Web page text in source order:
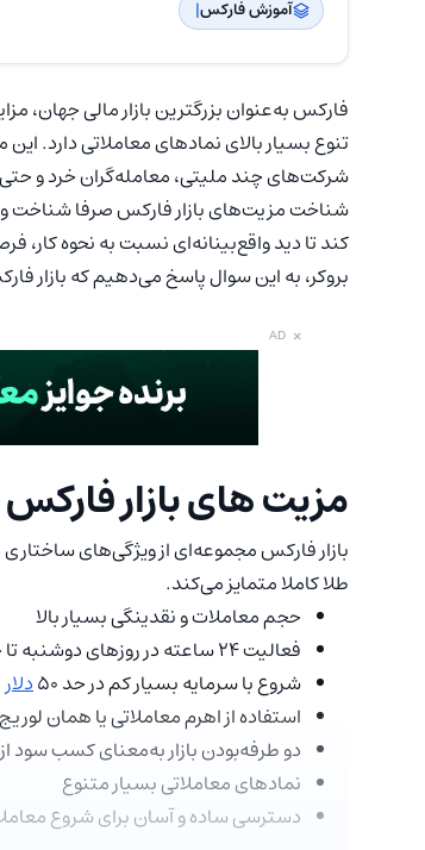
آموزش فارکس| ‌
تنوع بسیار بالای نمادهای معاملاتی دارد.
شرکت‌های چند ملیتی، معامله‌گران خرد و حتی
شناخت مزیت‌های بازار فارکس صرفا شناخت
کند تا دید واقع‌بینانه‌ای نسبت به نحوه کار،
بروکر، به این سوال پاسخ می‌دهیم که بازار
AD ×
مزیت های بازار فارکس
بازار فارکس مجموعه‌ای از ویژگی‌های ساختاری
طلا کاملا متمایز می‌کند.
حجم معاملات و نقدینگی بسیار بالا
فعالیت 24 ساعته در روزهای دوشنبه تا جمعه
شروع با سرمایه بسیار کم در حد 50
دلار
استفاده از اهرم معاملاتی یا همان لوریج
دو طرفه‌بودن بازار به‌معنای کسب سود
نمادهای معاملاتی بسیار متنوع
دسترسی ساده و آسان برای شروع